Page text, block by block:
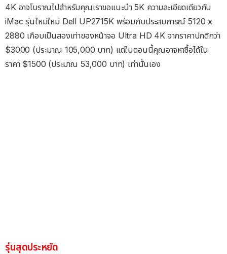
4K อาจโบราณไปสำหรับคุณเราขอแนะนำ 5K ความละเอียดเดียวกับ
iMac รุ่นใหม่ใหม่ Dell UP2715K พร้อมกับประสบการณ์ 5120 x
2880 เกือบเป็นสองเท่าของหน้าจอ Ultra HD 4K จากราคาปกติกว่า
$3000 (ประมาณ 105,000 บาท) แต่ในตอนนี้คุณอาจหาซื้อได้ใน
ราคา $1500 (ประมาณ 53,000 บาท) เท่านั้นเอง
รุ่นสุดประหยัด